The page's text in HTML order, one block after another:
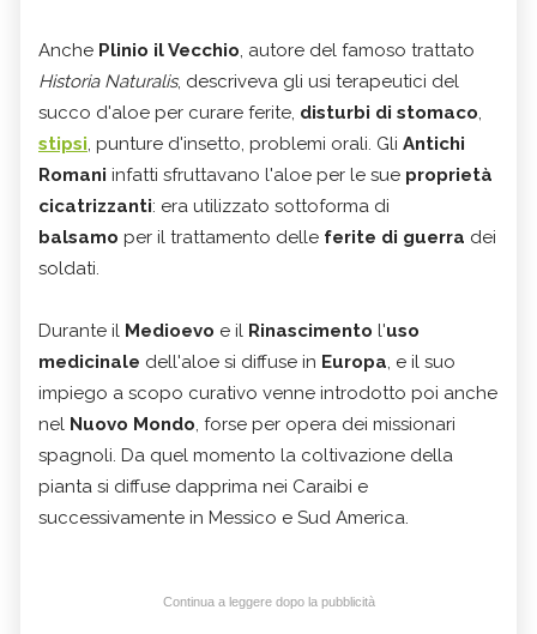
Anche Plinio il Vecchio, autore del famoso trattato
Historia Naturalis, descriveva gli usi terapeutici del
succo d'aloe per curare ferite, disturbi di stomaco,
stipsi, punture d'insetto, problemi orali. Gli Antichi
Romani infatti sfruttavano l'aloe per le sue proprietà
cicatrizzanti: era utilizzato sottoforma di
balsamo per il trattamento delle ferite di guerra dei
soldati.
Durante il Medioevo e il Rinascimento l'uso
medicinale dell'aloe si diffuse in Europa, e il suo
impiego a scopo curativo venne introdotto poi anche
nel Nuovo Mondo, forse per opera dei missionari
spagnoli. Da quel momento la coltivazione della
pianta si diffuse dapprima nei Caraibi e
successivamente in Messico e Sud America.
Continua a leggere dopo la pubblicità